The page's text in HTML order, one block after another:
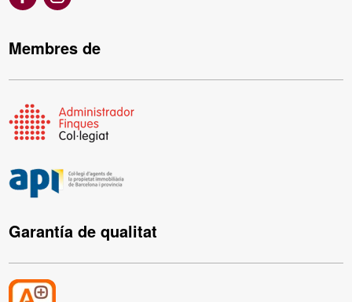
Membres de
Garantía de qualitat